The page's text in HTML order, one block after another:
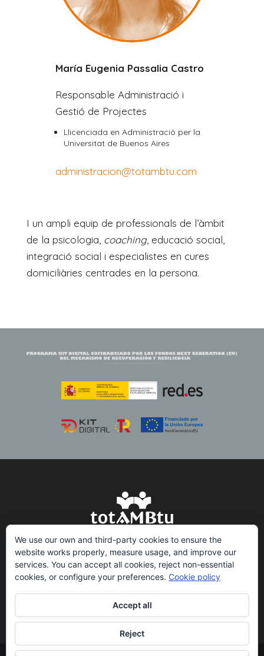
María Eugenia Passalia Castro
Responsable Administració i
Gestió de Projectes
Llicenciada en Administració per la
Universitat de Buenos Aires
administracion@totambtu.com
I un ampli equip de professionals de l’àmbit
de la psicologia, coaching, educació social,
integració social i especialistes en cures
domiciliàries centrades en la persona.
info@totambtu.com
(+34) 654 85 59 58
We use our own and third-party cookies to ensure the
website works properly, measure usage, and improve our
services. You can accept all cookies, reject non-essential
cookies, or configure your preferences. Cookie policy
Accept all
Reject